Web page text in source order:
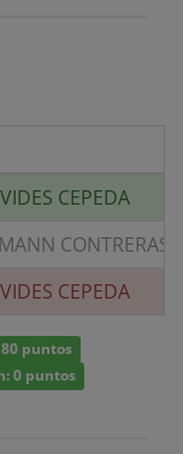
CEPEDA
CONTRERAS
CEPEDA
puntos
0 puntos